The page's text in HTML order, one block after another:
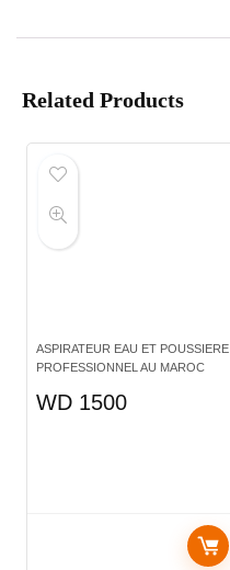
Related Products
ASPIRATEUR EAU ET POUSSIERE
PROFESSIONNEL AU MAROC
WD 1500